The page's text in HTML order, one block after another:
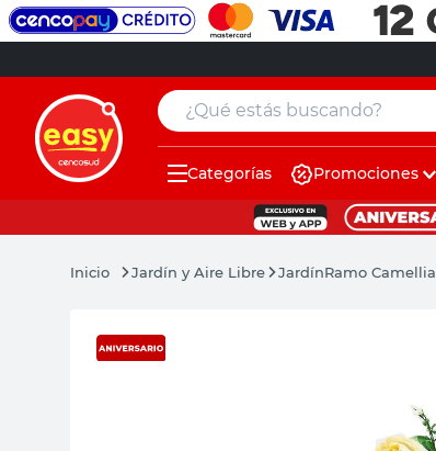
¿Qué estás buscando?
Categorías Promociones
Jardín y Aire Libre JardínRamo Camellia
muebles